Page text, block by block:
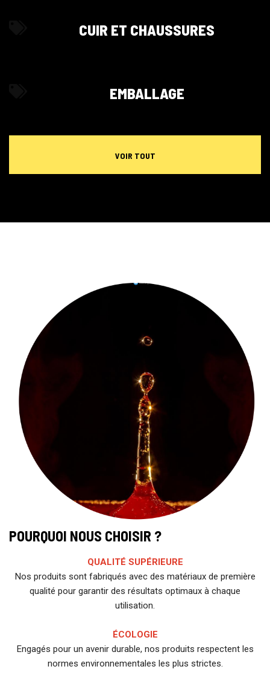
CUIR ET CHAUSSURES
EMBALLAGE
VOIR TOUT
POURQUOI NOUS CHOISIR ?
QUALITÉ SUPÉRIEURE
Nos produits sont fabriqués avec des matériaux de première
qualité pour garantir des résultats optimaux à chaque
utilisation.
ÉCOLOGIE
Engagés pour un avenir durable, nos produits respectent les
normes environnementales les plus strictes.